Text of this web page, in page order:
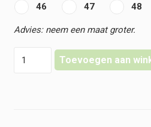
46 47 48
Klompen
Toevoegen aan